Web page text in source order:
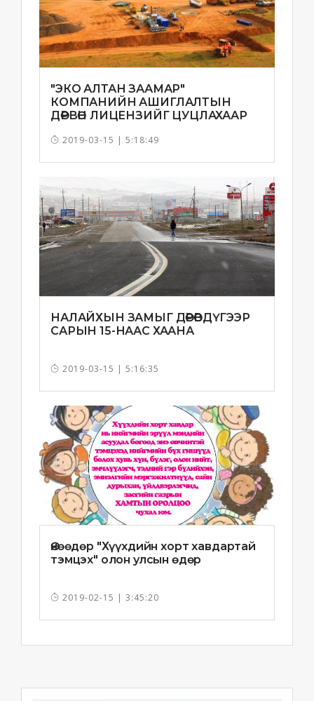
"ЭКО АЛТАН ЗААМАР"
КОМПАНИЙН АШИГЛАЛТЫН
ДӨРВӨН ЛИЦЕНЗИЙГ ЦУЦЛАХААР
2019-03-15 | 5:18:49
НАЛАЙХЫН ЗАМЫГ ДӨРӨВДҮГЭЭР
САРЫН 15-НААС ХААНА
2019-03-15 | 5:16:35
Өнөөдөр "Хүүхдийн хорт хавдартай
тэмцэх" олон улсын өдөр
2019-02-15 | 3:45:20